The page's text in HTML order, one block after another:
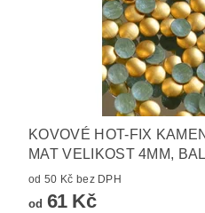
KOVOVÉ HOT-FIX
MAT VELIKOST 4MM,
od 50 Kč bez DPH
od 61 Kč